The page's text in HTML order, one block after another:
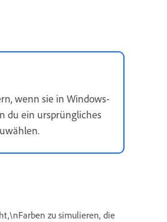
wenn sie in Windows-
du ein ursprüngliches
zu simulieren, die